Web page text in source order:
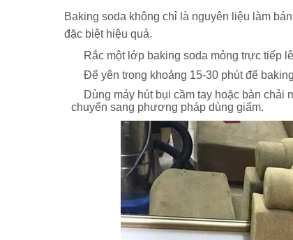
Baking soda không chỉ là nguyên liệu làm
đặc biệt hiệu quả.
Rắc một lớp baking soda mỏng trực tiếp
Để yên trong khoảng 15-30 phút để
Dùng máy hút bụi cầm tay hoặc bàn chải
chuyển sang phương pháp dùng giấm.